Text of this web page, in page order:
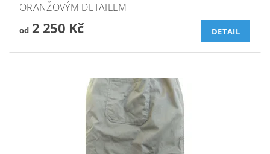
ORANŽOVÝM DETAILEM
od2 250 Kč DETAIL